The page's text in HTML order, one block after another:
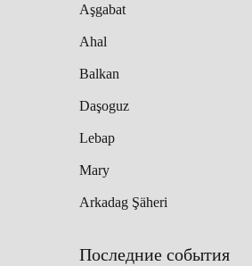
Aşgabat
Ahal
Balkan
Daşoguz
Lebap
Mary
Arkadag Şäheri
Последние события